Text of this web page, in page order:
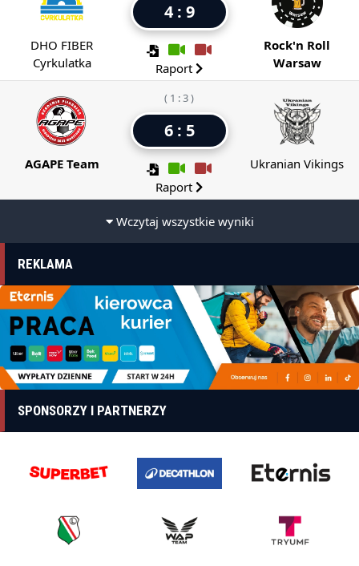
DHO FIBER
Cyrkulatka
4 : 9
Raport
Rock'n Roll
Warsaw
AGAPE Team
( 1 : 3 )
6 : 5
Raport
Ukranian Vikings
Wczytaj wszystkie wyniki
REKLAMA
SPONSORZY I PARTNERZY